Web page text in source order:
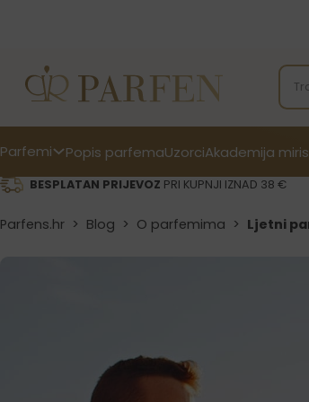
Parfemi Popis parfemaUzorciAkademija
BESPLATAN PRIJEVOZ PRI KUPNJI IZNAD 38 €
Parfens.hr > Blog > O parfemima > Ljetni